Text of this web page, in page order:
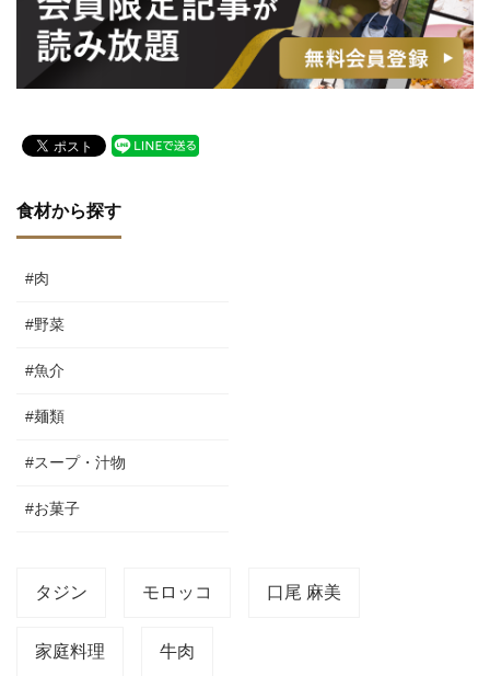
食材から探す
#肉
#野菜
#魚介
#麺類
#スープ・汁物
#お菓子
タジン モロッコ 口尾 麻美
家庭料理 牛肉